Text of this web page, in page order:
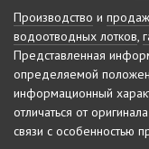
Производство и
водоотводных лотков,
Представленная
определяемой
информационный
отличаться от
связи с особенностью